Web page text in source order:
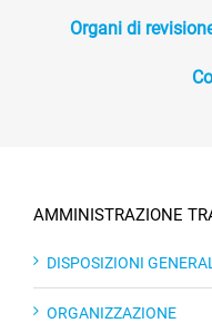
Organi di
AMMINISTRAZIONE
DISPOSIZIONI
ORGANIZZAZIONE